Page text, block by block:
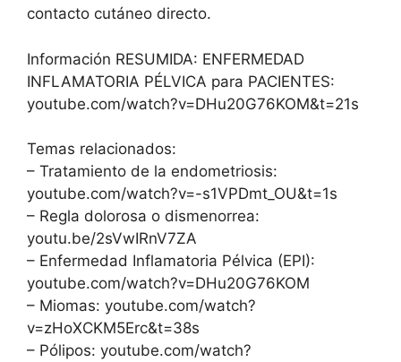
contacto cutáneo directo.
Información RESUMIDA: ENFERMEDAD
INFLAMATORIA PÉLVICA para PACIENTES:
youtube.com/watch?v=DHu20G76KOM&t=21s
Temas relacionados:
– Tratamiento de la endometriosis:
youtube.com/watch?v=-s1VPDmt_OU&t=1s
– Regla dolorosa o dismenorrea:
youtu.be/2sVwIRnV7ZA
– Enfermedad Inflamatoria Pélvica (EPI):
youtube.com/watch?v=DHu20G76KOM
– Miomas: youtube.com/watch?
v=zHoXCKM5Erc&t=38s
– Pólipos: youtube.com/watch?